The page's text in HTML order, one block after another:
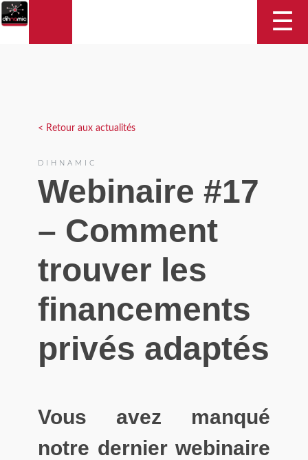
DIHNAMIC
☰
< Retour aux actualités
DIHNAMIC
Webinaire #17
– Comment
trouver les
financements
privés adaptés
Vous avez manqué
notre dernier webinaire